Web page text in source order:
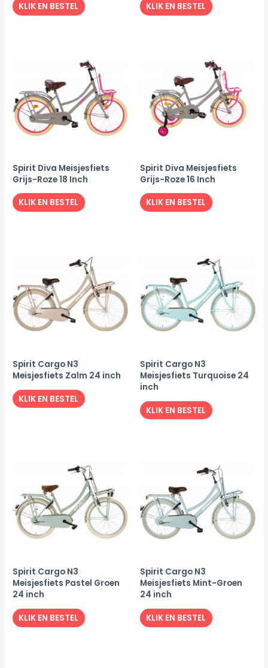
KLIK EN BESTEL KLIK EN BESTEL
Spirit Diva Meisjesfiets
Grijs-Roze 18 Inch
KLIK EN BESTEL
Spirit Diva Meisjesfiets
Grijs-Roze 16 Inch
KLIK EN BESTEL
Spirit Cargo N3
Meisjesfiets Zalm 24 inch
KLIK EN BESTEL
Spirit Cargo N3
Meisjesfiets Turquoise 24
inch
KLIK EN BESTEL
Spirit Cargo N3
Meisjesfiets Pastel Groen
24 inch
KLIK EN BESTEL
Spirit Cargo N3
Meisjesfiets Mint-Groen
24 inch
KLIK EN BESTEL